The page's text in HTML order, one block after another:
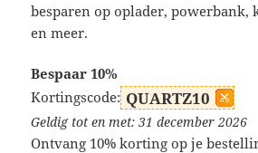
besparen op oplader, powerbank,
en meer.
Bespaar 10%
Kortingscode: QUARTZ10
Geldig tot en met: 31 december 2026
Ontvang 10% korting op je